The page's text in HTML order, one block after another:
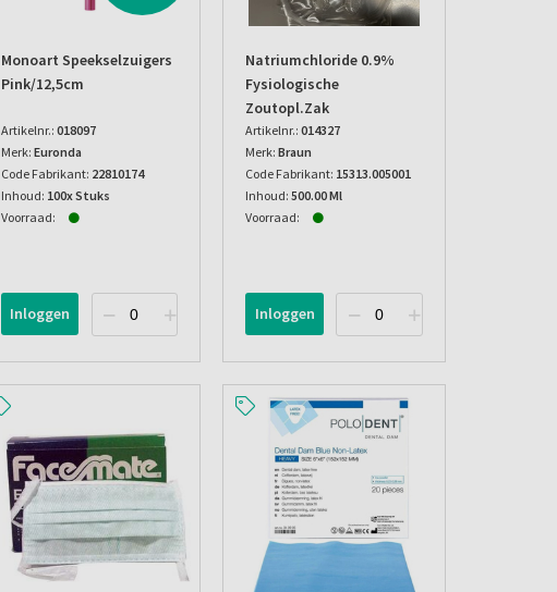
Monoart Speekselzuigers
Pink/12,5cm
Artikelnr.: 018097
Merk: Euronda
Code Fabrikant: 22810174
Inhoud: 100x Stuks
Voorraad:
Inloggen
Natriumchloride 0.9%
Fysiologische
Zoutopl.zak
Artikelnr.: 014327
Merk: Braun
Code Fabrikant: 15313.005001
Inhoud: 500.00 Ml
Voorraad:
Inloggen